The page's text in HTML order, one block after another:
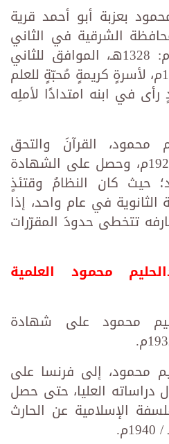
بعزبة أبو أحمد قرية
الشرقية في الثاني
من جمادى الأولى لعام: 1328هـ، الموافق للثاني
عشر من مايو لعام: 1910م، لأسرةٍ كريمةٍ مُحبّةٍ للعلم
رأى في ابنه امتدادًا لأملِه
محمود، القرآنَ والتحق
بالأزهر الشريف، عام: 1923م، وحصل على الشهادة
حيث كان النظامُ وقتئذٍ
في عام واحد، إذا
تتخطى حدودَ المقرّرات
محمود العلمية
محمود على شهادة
محمود، إلى فرنسا على
دراساته العليا، حتى حصل
الإسلامية عن الحارث